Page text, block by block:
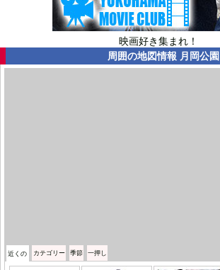
映画好き集まれ！
周囲の地図情報 月岡公園
近くの カテゴリー 季節 一押し